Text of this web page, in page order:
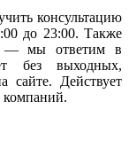
консультацию
до 23:00. Также
— мы ответим в
без выходных,
сайте. Действует
компаний.